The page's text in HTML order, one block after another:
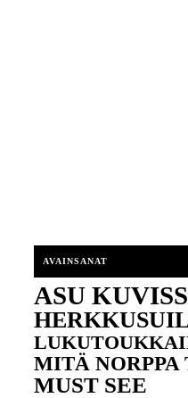
AVAINSANAT
ASU
MITÄ NORPPA
MUST SEE